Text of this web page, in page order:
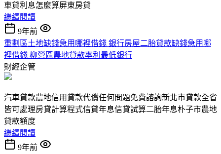
車貸利息怎麼算屏東房貸
繼續閱讀
9年前
重劃區土地缺錢急用哪裡借錢 銀行房屋二胎貸款缺錢急用哪
裡借錢 柳營區農地貸款率利最低銀行
財經企管
汽車貸款農地信用貸款代償任何問題免費諮詢新北市貸款全省
皆可處理房貸計算程式信貸年息信貸試算二胎年息朴子市農地
貸款額度
繼續閱讀
9年前